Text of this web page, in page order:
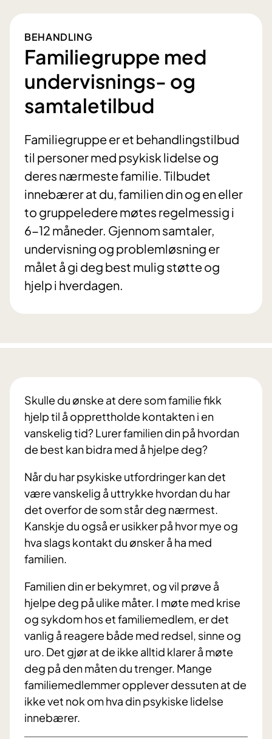
BEHANDLING
Familiegruppe med
undervisnings- og
samtaletilbud
Familiegruppe er et behandlingstilbud
til personer med psykisk lidelse og
deres nærmeste familie. Tilbudet
innebærer at du, familien din og en eller
to gruppeledere møtes regelmessig i
6-12 måneder. Gjennom samtaler,
undervisning og problemløsning er
målet å gi deg best mulig støtte og
hjelp i hverdagen.
Skulle du ønske at dere som familie fikk
hjelp til å opprettholde kontakten i en
vanskelig tid? Lurer familien din på hvordan
de best kan bidra med å hjelpe deg?
Når du har psykiske utfordringer kan det
være vanskelig å uttrykke hvordan du har
det overfor de som står deg nærmest.
Kanskje du også er usikker på hvor mye og
hva slags kontakt du ønsker å ha med
familien.
Familien din er bekymret, og vil prøve å
hjelpe deg på ulike måter. I møte med krise
og sykdom hos et familiemedlem, er det
vanlig å reagere både med redsel, sinne og
uro. Det gjør at de ikke alltid klarer å møte
deg på den måten du trenger. Mange
familiemedlemmer opplever dessuten at de
ikke vet nok om hva din psykiske lidelse
innebærer.